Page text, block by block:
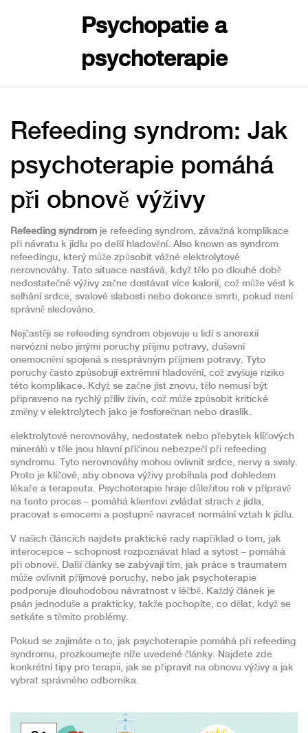
Psychopatie a
psychoterapie
Refeeding syndrom: Jak
psychoterapie pomáhá
při obnově výživy
Refeeding syndrom je refeeding syndrom, závažná komplikace
při návratu k jídlu po delší hladovění. Also known as syndrom
refeedingu, který může způsobit vážné elektrolytové
nerovnováhy. Tato situace nastává, když tělo po dlouhé době
nedostatečné výživy začne dostávat více kalorií, což může vést k
selhání srdce, svalové slabosti nebo dokonce smrti, pokud není
správně sledováno.
Nejčastěji se refeeding syndrom objevuje u lidí s anorexií
nervózní nebo jinými poruchy příjmu potravy, duševní
onemocnění spojená s nesprávným příjmem potravy. Tyto
poruchy často způsobují extrémní hladovění, což zvyšuje riziko
této komplikace. Když se začne jíst znovu, tělo nemusí být
připraveno na rychlý příliv živin, což může způsobit kritické
změny v elektrolytech jako je fosforečnan nebo draslík.
elektrolytové nerovnováhy, nedostatek nebo přebytek klíčových
minerálů v těle jsou hlavní příčinou nebezpečí při refeeding
syndromu. Tyto nerovnováhy mohou ovlivnit srdce, nervy a svaly.
Proto je klíčové, aby obnova výživy probíhala pod dohledem
lékaře a terapeuta. Psychoterapie hraje důležitou roli v přípravě
na tento proces – pomáhá klientovi zvládat strach z jídla,
pracovat s emocemi a postupně navracet normální vztah k jídlu.
V našich článcích najdete praktické rady například o tom, jak
interocepce – schopnost rozpoznávat hlad a sytost – pomáhá
při obnově. Další články se zabývají tím, jak práce s traumatem
může ovlivnit příjmové poruchy, nebo jak psychoterapie
podporuje dlouhodobou návratnost v léčbě. Každý článek je
psán jednoduše a prakticky, takže pochopíte, co dělat, když se
setkáte s těmito problémy.
Pokud se zajímáte o to, jak psychoterapie pomáhá při refeeding
syndromu, prozkoumejte níže uvedené články. Najdete zde
konkrétní tipy pro terapii, jak se připravit na obnovu výživy a jak
vybrat správného odborníka.